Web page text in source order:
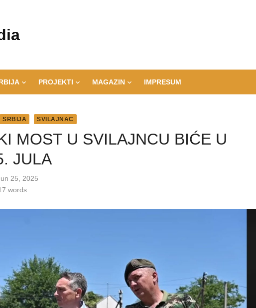
PROJEKTI MAGAZIN IMPRESUM
SRBIJA SVILAJNAC
MOST U SVILAJNCU BIĆE U
JULA
25, 2025
words